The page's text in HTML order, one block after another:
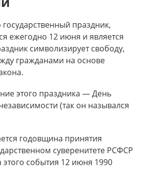
праздник,
ежегодно 12 июня и является
символизирует свободу,
гражданами на основе
этого праздника — День
(так он назывался
годовщина принятия
суверенитете РСФСР
события 12 июня 1990